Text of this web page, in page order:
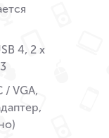
4, 2 x
/ VGA,